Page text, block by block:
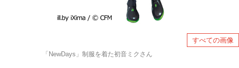
すべての画像
「NewDays」制服を着た初音ミクさん